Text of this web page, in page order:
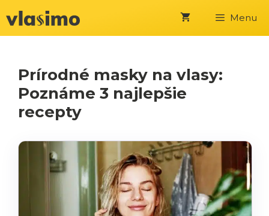
na
obsah
Menu
Prírodné masky na vlasy:
Poznáme 3 najlepšie
recepty